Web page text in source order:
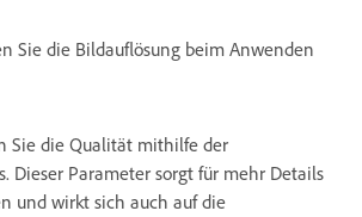
Sie die Bildauflösung beim Anwenden
Sie die Qualität mithilfe der
Dieser Parameter sorgt für mehr Details
und wirkt sich auch auf die